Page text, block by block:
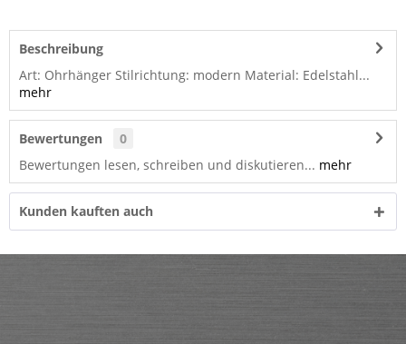
Beschreibung
Art: Ohrhänger Stilrichtung: modern Material: Edelstahl...
mehr
Bewertungen
0
Bewertungen lesen, schreiben und diskutieren... mehr
Kunden kauften auch